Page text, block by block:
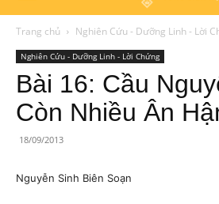
Trang chủ Nghiên Cứu - Dưỡng Linh - Lời
Nghiên Cứu - Dưỡng Linh - Lời Chứng
Bài 16: Cầu
Còn Nhiều Ân
18/09/2013
Nguyễn Sinh Biên Soạn